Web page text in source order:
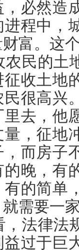
必然造
程中，
富。这
农民的土
收土地
很高兴
去，他
，征地
而房子
晚，有
的简单
需要一
，法律法
过于巨